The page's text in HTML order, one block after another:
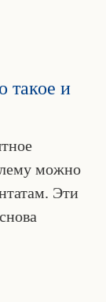
такое и
можно
Эти